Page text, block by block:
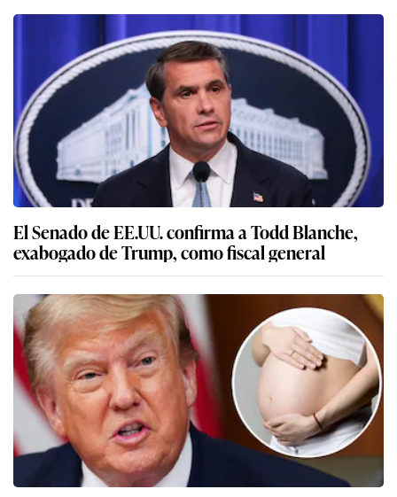
El Senado de EE.UU. confirma a Todd Blanche,
exabogado de Trump, como fiscal general